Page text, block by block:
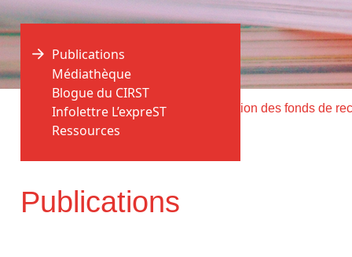
Accueil > Publications >
Publications
Publications
Médiathèque
Blogue du CIRST
Infolettre L’expreST
Ressources